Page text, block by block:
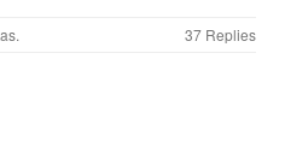
. 37 Replies